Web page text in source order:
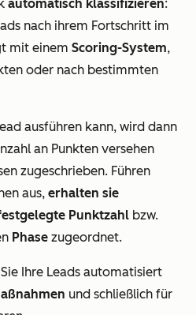
automatisch klassifizieren:
nach ihrem Fortschritt im
mit einem Scoring-System,
oder nach bestimmten
ausführen kann, wird dann
an Punkten versehen
zugeschrieben. Führen
aus, erhalten sie
Punktzahl bzw.
Phase zugeordnet.
Ihre Leads automatisiert
und schließlich für